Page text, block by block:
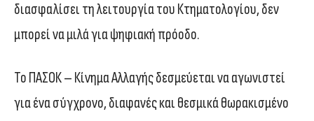
διασφαλίσει τη λειτουργία του Κτηματολογίου, δεν
μπορεί να μιλά για ψηφιακή πρόοδο.
Το ΠΑΣΟΚ – Κίνημα Αλλαγής δεσμεύεται να αγωνιστεί
για ένα σύγχρονο, διαφανές και θεσμικά θωρακισμένο